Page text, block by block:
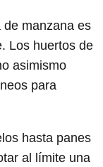
de manzana es
Los huertos de
asimismo
para
hasta panes
al límite una